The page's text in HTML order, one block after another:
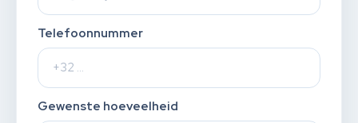
Telefoonnummer
Gewenste hoeveelheid